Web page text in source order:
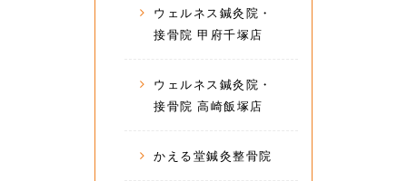
ウェルネス鍼灸院・
接骨院 甲府千塚店
ウェルネス鍼灸院・
接骨院 高崎飯塚店
かえる堂鍼灸整骨院